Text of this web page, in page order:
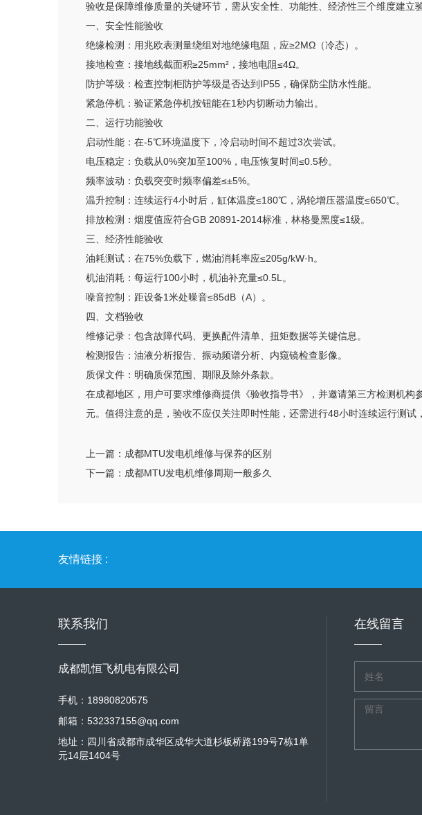
验收是保障维修质量的关键环节，需从安全性、功能性、经济性三个维度建立
一、安全性能验收
绝缘检测：用兆欧表测量绕组对地绝缘电阻，应≥2MΩ（冷态）。
接地检查：接地线截面积≥25mm²，接地电阻≤4Ω。
防护等级：检查控制柜防护等级是否达到IP55，确保防尘防水性能。
紧急停机：验证紧急停机按钮能在1秒内切断动力输出。
二、运行功能验收
启动性能：在-5℃环境温度下，冷启动时间不超过3次尝试。
电压稳定：负载从0%突加至100%，电压恢复时间≤0.5秒。
频率波动：负载突变时频率偏差≤±5%。
温升控制：连续运行4小时后，缸体温度≤180℃，涡轮增压器温度≤650℃。
排放检测：烟度值应符合GB 20891-2014标准，林格曼黑度≤1级。
三、经济性能验收
油耗测试：在75%负载下，燃油消耗率应≤205g/kW·h。
机油消耗：每运行100小时，机油补充量≤0.5L。
噪音控制：距设备1米处噪音≤85dB（A）。
四、文档验收
维修记录：包含故障代码、更换配件清单、扭矩数据等关键信息。
检测报告：油液分析报告、振动频谱分析、内窥镜检查影像。
质保文件：明确质保范围、期限及除外条款。
在成都地区，用户可要求维修商提供《验收指导书》，并邀请第三方检测机
元。值得注意的是，验收不应仅关注即时性能，还需进行48小时连续运行测试
上一篇： 成都MTU发电机维修与保养的区别
下一篇： 成都MTU发电机维修周期一般多久
友情链接 :
联系我们
成都凯恒飞机电有限公司
手机：18980820575
邮箱：532337155@qq.com
地址：四川省成都市成华区成华大道杉板桥路199号7栋1单
元14层1404号
在线留言